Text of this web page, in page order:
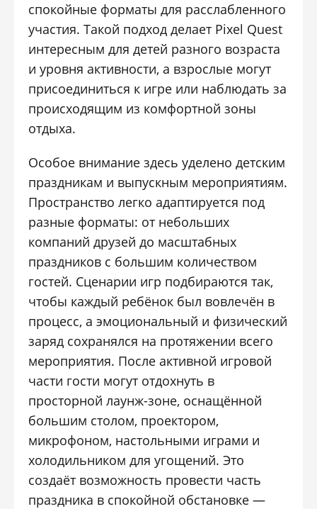
спокойные форматы для расслабленного
участия. Такой подход делает Pixel Quest
интересным для детей разного возраста
и уровня активности, а взрослые могут
присоединиться к игре или наблюдать за
происходящим из комфортной зоны
отдыха.
Особое внимание здесь уделено детским
праздникам и выпускным мероприятиям.
Пространство легко адаптируется под
разные форматы: от небольших
компаний друзей до масштабных
праздников с большим количеством
гостей. Сценарии игр подбираются так,
чтобы каждый ребёнок был вовлечён в
процесс, а эмоциональный и физический
заряд сохранялся на протяжении всего
мероприятия. После активной игровой
части гости могут отдохнуть в
просторной лаунж-зоне, оснащённой
большим столом, проектором,
микрофоном, настольными играми и
холодильником для угощений. Это
создаёт возможность провести часть
праздника в спокойной обстановке —